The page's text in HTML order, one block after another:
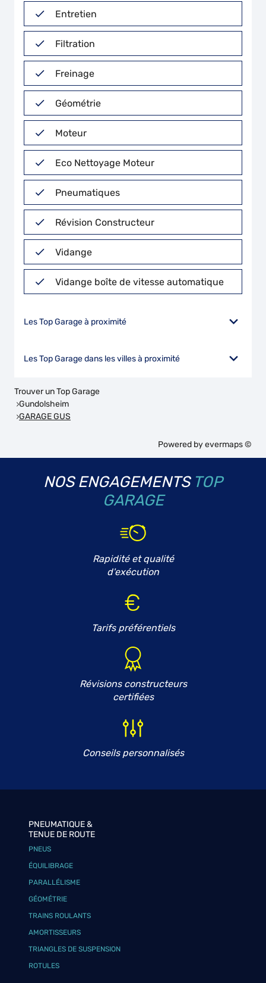
Entretien
Filtration
Freinage
Géométrie
Moteur
Eco Nettoyage Moteur
Pneumatiques
Révision Constructeur
Vidange
Vidange boîte de vitesse automatique
Les Top Garage à proximité
Les Top Garage dans les villes à proximité
Trouver un Top Garage
Gundolsheim
GARAGE GUS
Powered byevermaps ©
NOS ENGAGEMENTS TOP
GARAGE
Rapidité et qualité
d'exécution
Tarifs préférentiels
Révisions constructeurs
certifiées
Conseils personnalisés
PNEUMATIQUE &
TENUE DE ROUTE
PNEUS
ÉQUILIBRAGE
PARALLÉLISME
GÉOMÉTRIE
TRAINS ROULANTS
AMORTISSEURS
TRIANGLES DE SUSPENSION
ROTULES